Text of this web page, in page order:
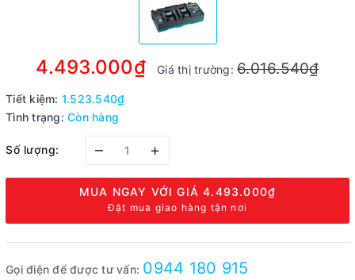
4.493.000₫ Giá thị trường:6.016.540₫
Tiết kiệm: 1.523.540₫
Tình trạng: Còn hàng
Số lượng: – +
MUA NGAY VỚI GIÁ4.493.000₫
Đặt mua giao hàng tận nơi
Gọi điện để được tư vấn: 0944 180 915